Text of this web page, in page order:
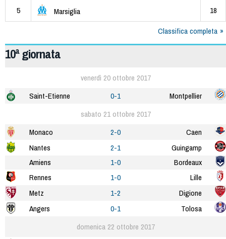
5 Marsiglia
18
Classifica completa
10ª giornata
venerdì 20 ottobre 2017
Saint-Etienne
0-1
Montpellier
sabato 21 ottobre 2017
Monaco
2-0
Caen
Nantes
2-1
Guingamp
Amiens
1-0
Bordeaux
Rennes
1-0
Lille
Metz
1-2
Digione
Angers
0-1
Tolosa
domenica 22 ottobre 2017